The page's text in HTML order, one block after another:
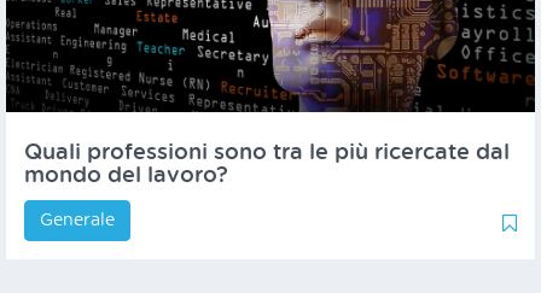
Quali professioni sono tra le più ricercate dal
mondo del lavoro?
11
Generale